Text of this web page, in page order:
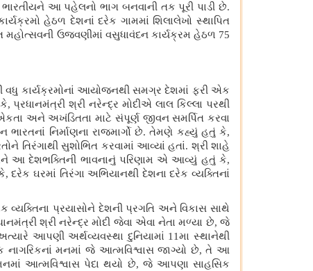
આ પહેલનો ભાગ બનવાની તક પૂરી પાડી છે.
હેઠળ દેશનાં દરેક ગામમાં શિલાલેખો સ્થાપિત
ઉજવણીમાં વસુધાવંદન કાર્યક્રમ હેઠળ 75
વધુ કાર્યક્રમોનાં આયોજનથી સમગ્ર દેશમાં ફરી એક
શ્રી નરેન્દ્ર મોદીએ લાલ કિલ્લા પરથી
અને અખંડિતતા માટે સંપૂર્ણ જીવન સમર્પિત કરવા
નિર્માણના રાજમાર્ગો છે. તેમણે કહ્યું હતું કે,
તિરંગાથી સુશોભિત કરવામાં આવ્યાં હતાં. શ્રી શાહે
અને આ દેશભક્તિની ભાવનાનું પરિણામ એ આવ્યું હતું કે,
ઘરમાં તિરંગા અભિયાનથી દેશના દરેક વ્યક્તિનાં
વ્યક્તિના પ્રયાસોને દેશની પ્રગતિ અને વિકાસ સાથે
શ્રી નરેન્દ્ર મોદી જેવા એવા નેતા મળ્યા છે, જે
આપણી અર્થવ્યવસ્થા દુનિયામાં 11મા સ્થાનેથી
મનમાં જે આત્મવિશ્વાસ જાગ્યો છે, તે આ
આત્મવિશ્વાસ પેદા થયો છે, જે આપણા સાહસિક